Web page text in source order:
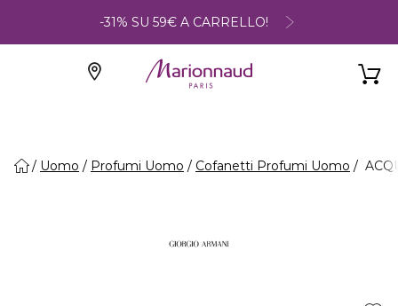
-31% SU 59€ A CARRELLO!
Uomo Profumi Uomo Cofanetti Profumi Uomo